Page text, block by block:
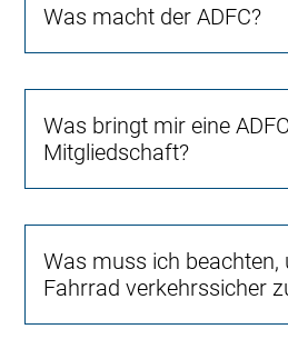
Was macht der ADFC?
Was bringt mir eine
Mitgliedschaft?
Was muss ich beachten,
Fahrrad verkehrssicher